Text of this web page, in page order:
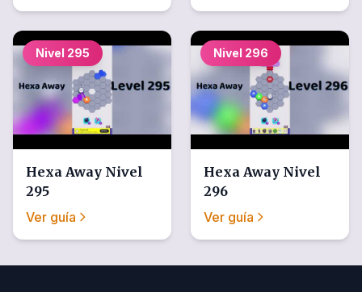
Nivel 295
Hexa Away Nivel
295
Ver guía
Nivel 296
Hexa Away Nivel
296
Ver guía